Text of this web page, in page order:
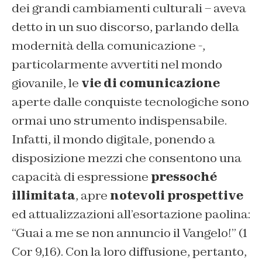
dei grandi cambiamenti culturali – aveva
detto in un suo discorso, parlando della
modernità della comunicazione -,
particolarmente avvertiti nel mondo
giovanile, le vie di comunicazione
aperte dalle conquiste tecnologiche sono
ormai uno strumento indispensabile.
Infatti, il mondo digitale, ponendo a
disposizione mezzi che consentono una
capacità di espressione pressoché
illimitata, apre notevoli prospettive
ed attualizzazioni all’esortazione paolina:
“Guai a me se non annuncio il Vangelo!” (1
Cor 9,16). Con la loro diffusione, pertanto,